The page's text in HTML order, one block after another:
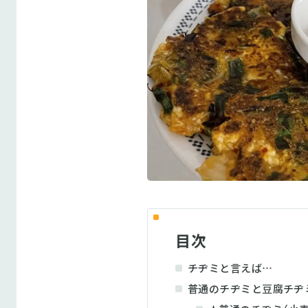
目次
チヂミと言えば…
普通のチヂミと豆腐チヂ